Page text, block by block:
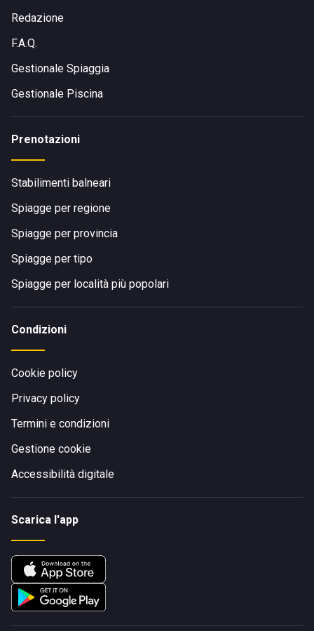
Redazione
F.A.Q.
Gestionale Spiaggia
Gestionale Piscina
Prenotazioni
Stabilimenti balneari
Spiagge per regione
Spiagge per provincia
Spiagge per tipo
Spiagge per località più popolari
Condizioni
Cookie policy
Privacy policy
Termini e condizioni
Gestione cookie
Accessibilità digitale
Scarica l'app